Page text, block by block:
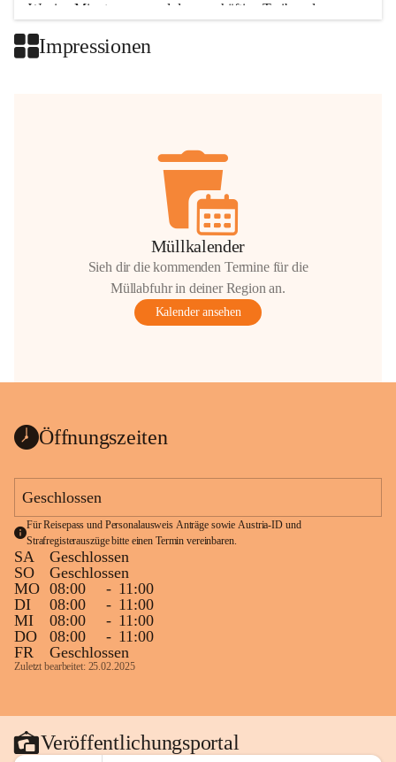
Wenige Minuten nur, und das geschäftige Treiben der
Impressionen
Müllkalender
Sieh dir die kommenden Termine für die
Müllabfuhr in deiner Region an.
Kalender ansehen
Öffnungszeiten
Geschlossen
Für Reisepass und Personalausweis Anträge sowie Austria-ID und
Strafregisterauszüge bitte einen Termin vereinbaren.
SA
Geschlossen
SO
Geschlossen
MO 08:00 - 11:00
DI
08:00 - 11:00
MI
08:00 - 11:00
DO
08:00 - 11:00
FR
Geschlossen
Zuletzt bearbeitet: 25.02.2025
Veröffentlichungsportal